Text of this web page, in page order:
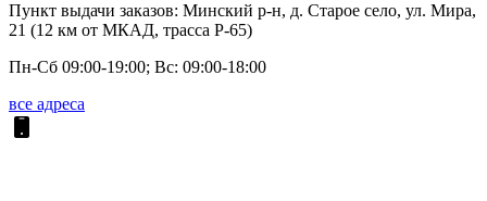
Пункт выдачи заказов: Минский р-н, д. Старое село, ул. Мира,
21 (12 км от МКАД, трасса P-65)
Пн-Сб 09:00-19:00; Вс: 09:00-18:00
все адреса